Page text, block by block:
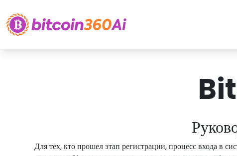
Для тех, кто прошел этап регистрации, процесс входа в